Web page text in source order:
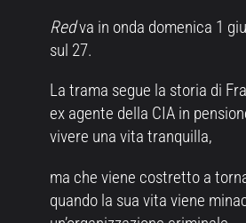
Redva in onda domenica 1
sul 27.
La trama segue la storia di
ex agente della CIA in
vivere una vita tranquilla,
ma che viene costretto a
quando la sua vita viene